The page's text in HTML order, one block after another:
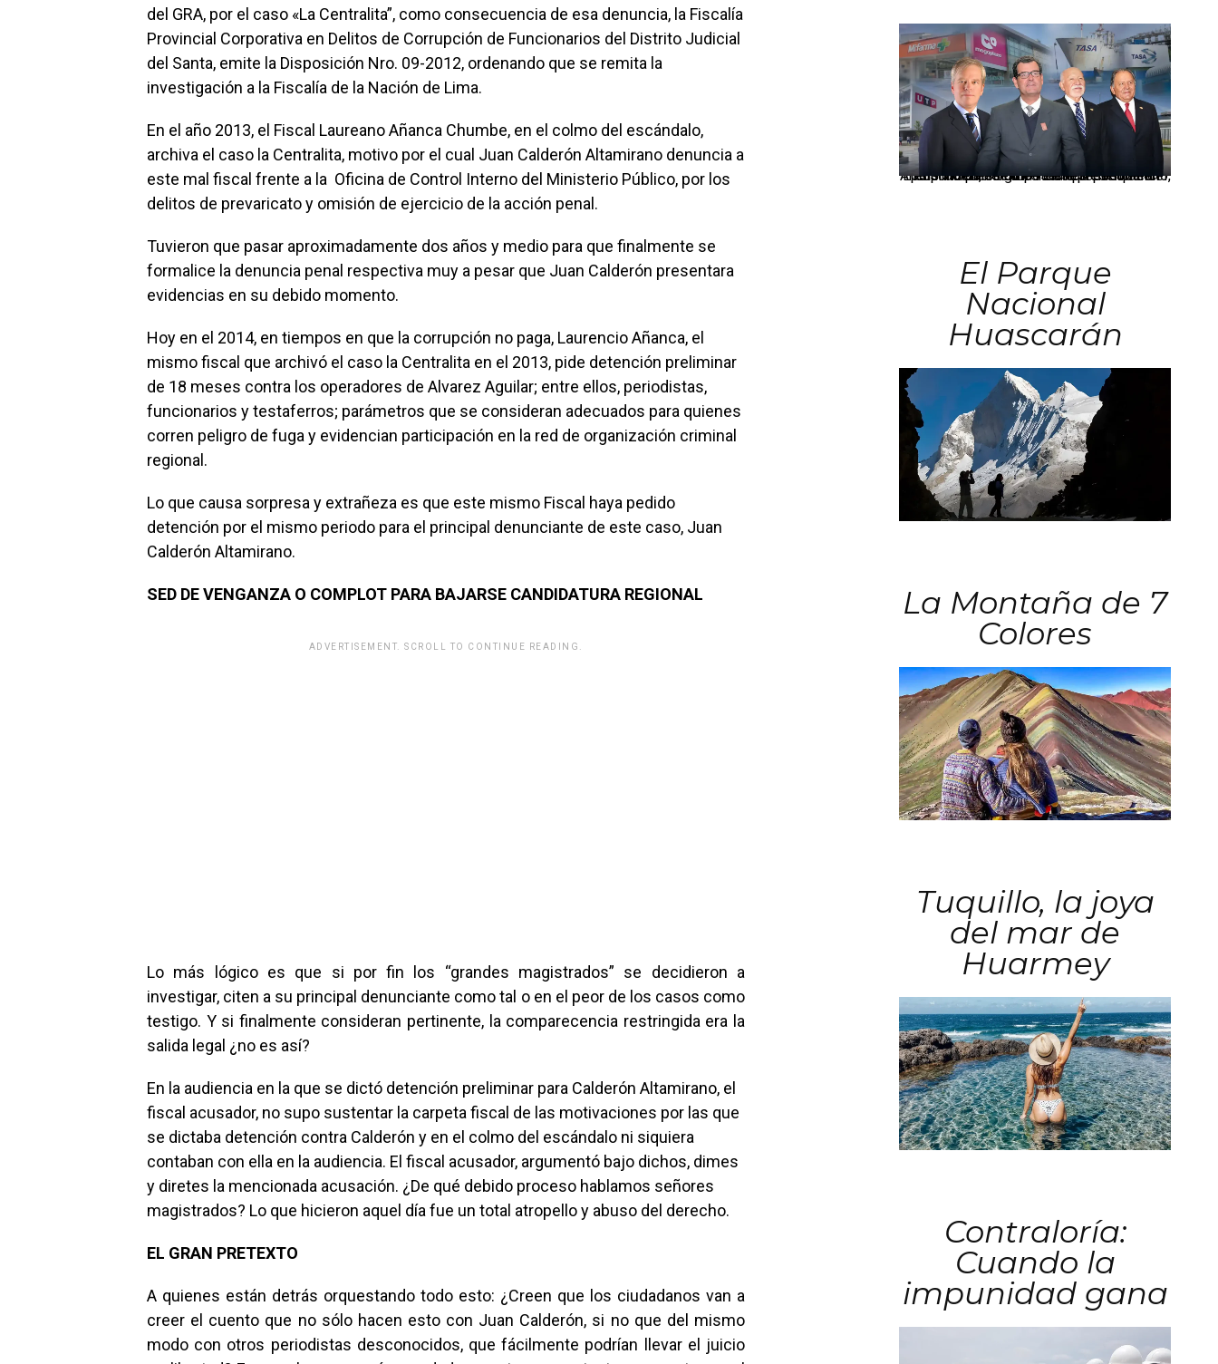
del GRA, por el caso «La Centralita”, como consecuencia de esa denuncia, la Fiscalía
Provincial Corporativa en Delitos de Corrupción de Funcionarios del Distrito Judicial
del Santa, emite la Disposición Nro. 09-2012, ordenando que se remita la
investigación a la Fiscalía de la Nación de Lima.
En el año 2013, el Fiscal Laureano Añanca Chumbe, en el colmo del escándalo,
archiva el caso la Centralita, motivo por el cual Juan Calderón Altamirano denuncia a
este mal fiscal frente a la Oficina de Control Interno del Ministerio Público, por los
delitos de prevaricato y omisión de ejercicio de la acción penal.
Tuvieron que pasar aproximadamente dos años y medio para que finalmente se
formalice la denuncia penal respectiva muy a pesar que Juan Calderón presentara
evidencias en su debido momento.
Hoy en el 2014, en tiempos en que la corrupción no paga, Laurencio Añanca, el
mismo fiscal que archivó el caso la Centralita en el 2013, pide detención preliminar
de 18 meses contra los operadores de Alvarez Aguilar; entre ellos, periodistas,
funcionarios y testaferros; parámetros que se consideran adecuados para quienes
corren peligro de fuga y evidencian participación en la red de organización criminal
regional.
Lo que causa sorpresa y extrañeza es que este mismo Fiscal haya pedido
detención por el mismo periodo para el principal denunciante de este caso, Juan
Calderón Altamirano.
SED DE VENGANZA O COMPLOT PARA BAJARSE CANDIDATURA REGIONAL
ADVERTISEMENT. SCROLL TO CONTINUE READING.
Lo más lógico es que si por fin los “grandes magistrados” se decidieron a
investigar, citen a su principal denunciante como tal o en el peor de los casos como
testigo. Y si finalmente consideran pertinente, la comparecencia restringida era la
salida legal ¿no es así?
En la audiencia en la que se dictó detención preliminar para Calderón Altamirano, el
fiscal acusador, no supo sustentar la carpeta fiscal de las motivaciones por las que
se dictaba detención contra Calderón y en el colmo del escándalo ni siquiera
contaban con ella en la audiencia. El fiscal acusador, argumentó bajo dichos, dimes
y diretes la mencionada acusación. ¿De qué debido proceso hablamos señores
magistrados? Lo que hicieron aquel día fue un total atropello y abuso del derecho.
EL GRAN PRETEXTO
A quienes están detrás orquestando todo esto: ¿Creen que los ciudadanos van a
creer el cuento que no sólo hacen esto con Juan Calderón, si no que del mismo
modo con otros periodistas desconocidos, que fácilmente podrían llevar el juicio
Los principales grupos empresariales del país mantienen una fuerte presencia en Áncash mediante inversiones en comercio, educación, salud e industria pesquera.
El Parque
Nacional
Huascarán
La Montaña de 7
Colores
Tuquillo, la joya
del mar de
Huarmey
Contraloría:
Cuando la
impunidad gana